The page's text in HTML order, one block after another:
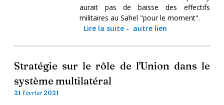
aurait pas de baisse des effectifs
militaires au Sahel "pour le moment".
Lire la suite- autre lien
Stratégie sur le rôle de l'Union dans le
système multilatéral
21 février 2021